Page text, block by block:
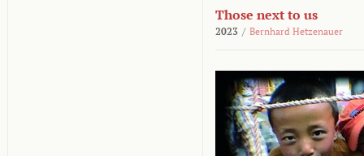
Those next to us
2023 / Bernhard Hetzenauer